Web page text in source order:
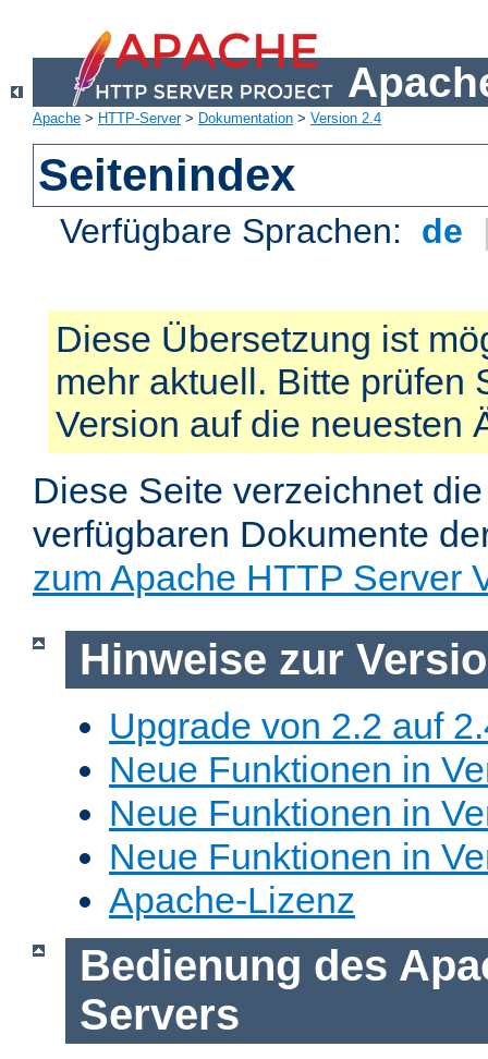
Apache > HTTP-Server> Dokumentation > Version 2.4
Seitenindex
Verfügbare Sprachen: de
Diese Übersetzung ist
mehr aktuell. Bitte prüfen
Version auf die neuesten
Diese Seite verzeichnet
verfügbaren Dokumente
zum Apache HTTP Server
Hinweise zur
Upgrade von 2.2 auf
Neue Funktionen in
Neue Funktionen in
Neue Funktionen in
Apache-Lizenz
Bedienung des
Servers